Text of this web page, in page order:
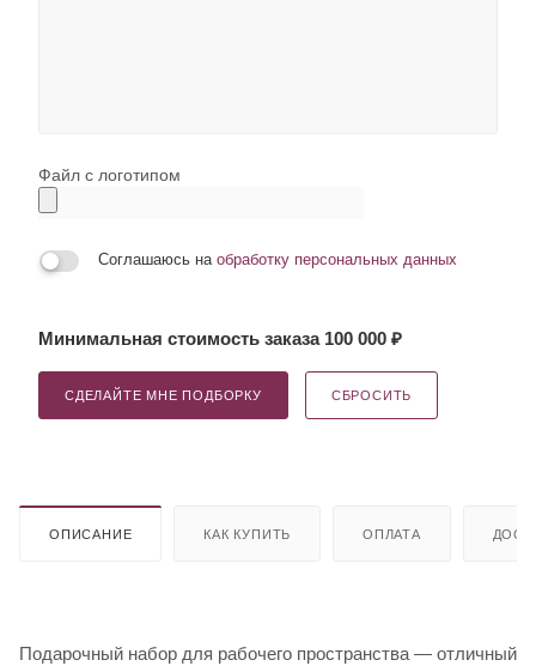
Файл с логотипом
Соглашаюсь на обработку персональных данных
Минимальная стоимость заказа 100 000 ₽
СДЕЛАЙТЕ МНЕ ПОДБОРКУ СБРОСИТЬ
ОПИСАНИЕ КАК КУПИТЬ ОПЛАТА
Подарочный набор для рабочего пространства — отличный